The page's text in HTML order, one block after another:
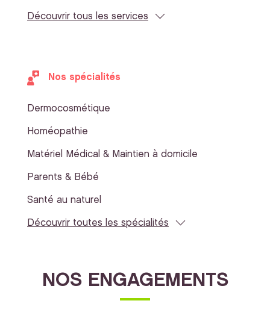
Découvrir tous les services
Nos spécialités
Dermocosmétique
Homéopathie
Matériel Médical & Maintien à domicile
Parents & Bébé
Santé au naturel
Découvrir toutes les spécialités
NOS ENGAGEMENTS